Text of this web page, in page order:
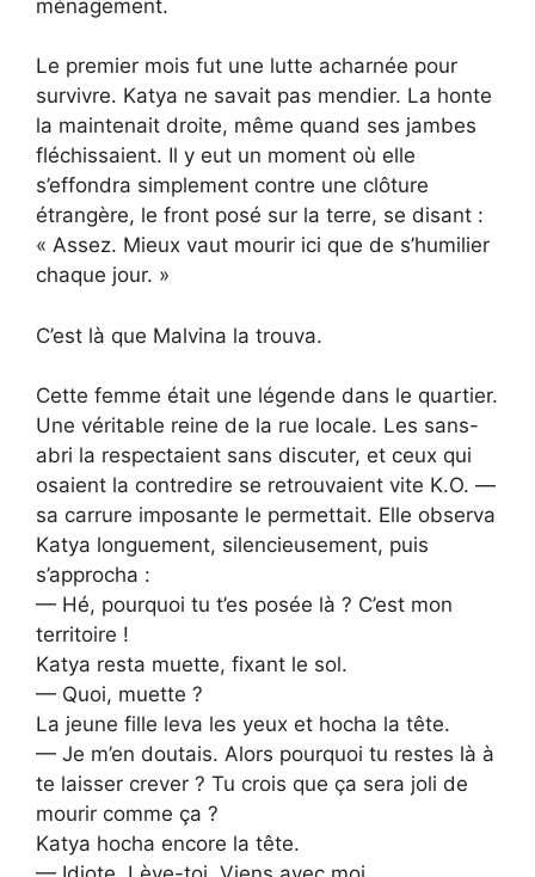
ménagement.
Le premier mois fut une lutte acharnée pour
survivre. Katya ne savait pas mendier. La honte
la maintenait droite, même quand ses jambes
fléchissaient. Il y eut un moment où elle
s’effondra simplement contre une clôture
étrangère, le front posé sur la terre, se disant :
« Assez. Mieux vaut mourir ici que de s’humilier
chaque jour. »
C’est là que Malvina la trouva.
Cette femme était une légende dans le quartier.
Une véritable reine de la rue locale. Les sans-
abri la respectaient sans discuter, et ceux qui
osaient la contredire se retrouvaient vite K.O. —
sa carrure imposante le permettait. Elle observa
Katya longuement, silencieusement, puis
s’approcha :
— Hé, pourquoi tu t’es posée là ? C’est mon
territoire !
Katya resta muette, fixant le sol.
— Quoi, muette ?
La jeune fille leva les yeux et hocha la tête.
— Je m’en doutais. Alors pourquoi tu restes là à
te laisser crever ? Tu crois que ça sera joli de
mourir comme ça ?
Katya hocha encore la tête.